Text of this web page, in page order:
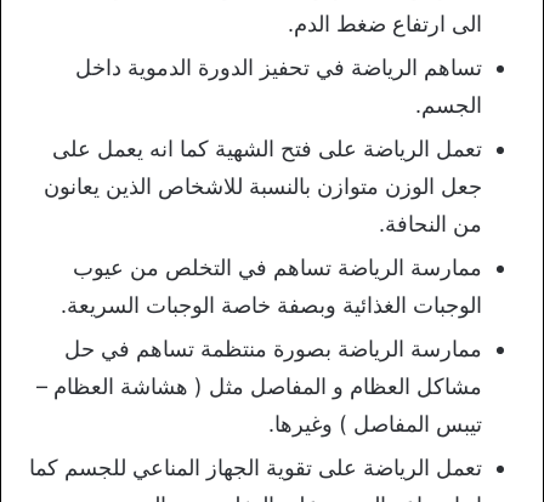
الى ارتفاع ضغط الدم.
تساهم الرياضة في تحفيز الدورة الدموية داخل
الجسم.
تعمل الرياضة على فتح الشهية كما انه يعمل على
جعل الوزن متوازن بالنسبة للاشخاص الذين يعانون
من النحافة.
ممارسة الرياضة تساهم في التخلص من عيوب
الوجبات الغذائية وبصفة خاصة الوجبات السريعة.
ممارسة الرياضة بصورة منتظمة تساهم في حل
مشاكل العظام و المفاصل مثل ( هشاشة العظام –
تيبس المفاصل ) وغيرها.
تعمل الرياضة على تقوية الجهاز المناعي للجسم كما